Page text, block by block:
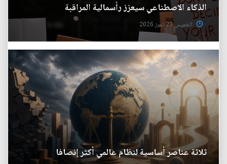
الذكاء الاصطناعي سيعزز رأسمالية المراقبة
الخميس 23 تموز 2026
ثلاثة عناصر أساسية لنظام عالمي أكثر إنصافا